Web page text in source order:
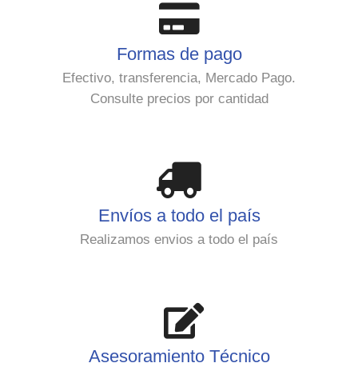
Formas de pago
Efectivo, transferencia, Mercado Pago.
Consulte precios por cantidad
Envíos a todo el país
Realizamos envios a todo el país
Asesoramiento Técnico